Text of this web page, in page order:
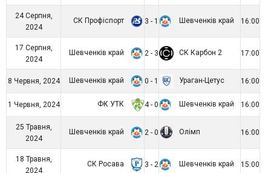
24 Серпня,
2024
СК Профіспорт 3 - 1 Шевченків край 16:00
17 Серпня,
2024
Шевченків край 2 - 3 СК Карбон 2 17:00
8 Червня, 2024 Шевченків край 0 - 1 Ураган-Цетус 16:00
1 Червня, 2024 ФК УТК 4 - 0 Шевченків край 16:00
25 Травня,
2024
Шевченків край 2 - 0 Олімп 16:00
18 Травня,
2024
СК Росава 3 - 2 Шевченків край 15:00